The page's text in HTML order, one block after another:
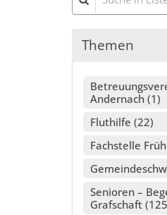
Themen
Andernach 1
Fluthilfe 22
Fachstelle
Senioren –
Grafschaft 125